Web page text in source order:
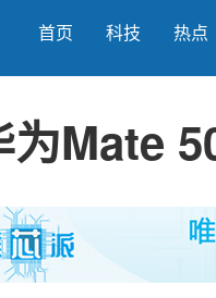
首页 科技 热点
为Mate